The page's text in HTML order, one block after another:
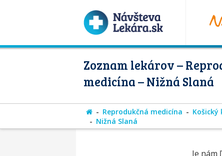
Zoznam lekárov –
medicína – Nižná Slaná
Reprodukčná medicína Košický
Nižná Slaná
Je nám